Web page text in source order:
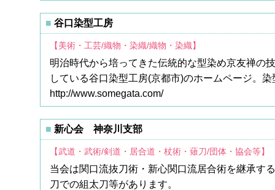
谷口染型工房
【美術・工芸/織物・染織/織物・染織】
明治時代から培ってきた伝統的な型染め京友禅の
している谷口染型工房(京都市)のホームページ。
http://www.somegata.com/
新心会 神奈川支部
【武道・武術/剣道・居合道・杖術・薙刀/団体・協会等】
当会は関口流抜刀術・新心関口流居合術を継承す
刀での組太刀等があります。